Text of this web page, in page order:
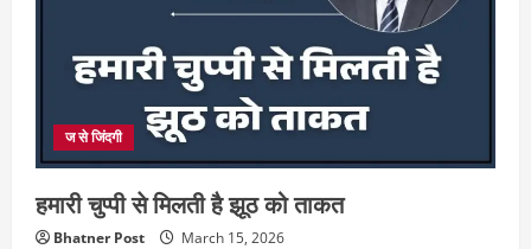
ज से जिंदगी
हमारी चुप्पी से मिलती है झूठ को ताकत
Bhatner Post March 15, 2026